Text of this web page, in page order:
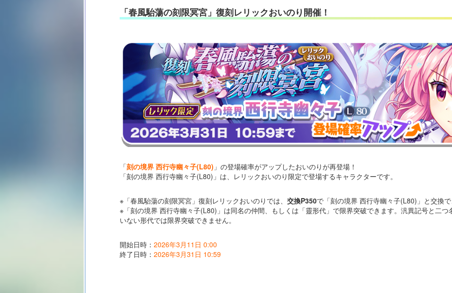
「春風駘蕩の刻限冥宮」復刻レリックおいのり開催！
「刻の境界 西行寺幽々子(L80) 」の登場確率がアップしたおいのりが再登場！
「刻の境界 西行寺幽々子(L80)」は、レリックおいのり限定で登場するキャラクターです。
※「春風駘蕩の刻限冥宮」復刻レリックおいのりでは、 交換P350で「刻の境界 西行寺幽々子(L80)」と交換で
※「刻の境界 西行寺幽々子(L80)」は同名の仲間、もしくは「靈形代」で限界突破できます。汎異記号と二つ
いない形代では限界突破できません。
開始日時： 2026年3月11日 0:00
終了日時： 2026年3月31日 10:59